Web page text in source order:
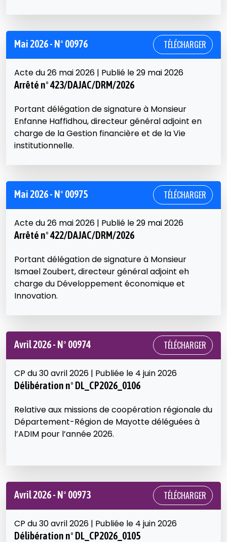
Mai 2026 - N° 00976 TÉLÉCHARGER
Acte du 26 mai 2026 | Publié le 29 mai 2026
Arrêté n° 423/DAJAC/DRM/2026
Portant délégation de signature à Monsieur
Enfanne Haffidhou, directeur général adjoint en
charge de la Gestion financière et de la Vie
institutionnelle.
Mai 2026 - N° 00975 TÉLÉCHARGER
Acte du 26 mai 2026 | Publié le 29 mai 2026
Arrêté n° 422/DAJAC/DRM/2026
Portant délégation de signature à Monsieur
Ismael Zoubert, directeur général adjoint eh
charge du Développement économique et
Innovation.
Avril 2026 - N° 00974 TÉLÉCHARGER
CP du 30 avril 2026 | Publiée le 4 juin 2026
Délibération n° DL_CP2026_0106
Relative aux missions de coopération régionale du
Département-Région de Mayotte déléguées à
l’ADIM pour l’année 2026.
Avril 2026 - N° 00973 TÉLÉCHARGER
CP du 30 avril 2026 | Publiée le 4 juin 2026
Délibération n° DL_CP2026_0105